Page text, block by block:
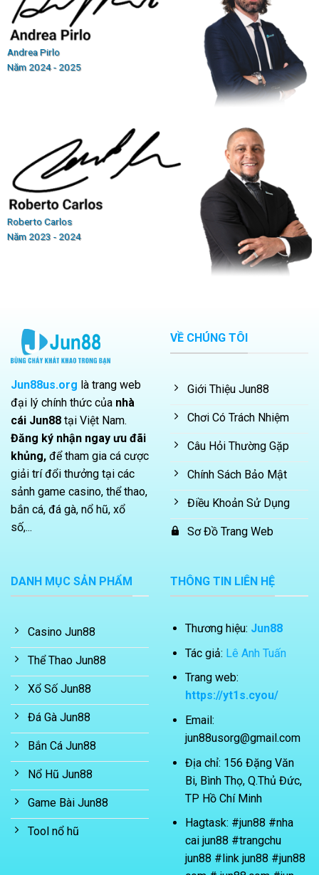
Andrea Pirlo
Năm 2024 - 2025
Roberto Carlos
Năm 2023 - 2024
Jun88us.org là trang web
đại lý chính thức của nhà
cái Jun88 tại Việt Nam.
Đăng ký nhận ngay ưu đãi
khủng, để tham gia cá cược
giải trí đổi thưởng tại các
sảnh game casino, thể thao,
bắn cá, đá gà, nổ hũ, xổ
số,...
VỀ CHÚNG TÔI
Giới Thiệu Jun88
Chơi Có Trách Nhiệm
Câu Hỏi Thường Gặp
Chính Sách Bảo Mật
Điều Khoản Sử Dụng
Sơ Đồ Trang Web
DANH MỤC SẢN PHẨM
Casino Jun88
Thể Thao Jun88
Xổ Số Jun88
Đá Gà Jun88
Bắn Cá Jun88
Nổ Hũ Jun88
Game Bài Jun88
Tool nổ hũ
THÔNG TIN LIÊN HỆ
Thương hiệu: Jun88
Tác giả: Lê Anh Tuấn
Trang web:
https://yt1s.cyou/
Email:
jun88usorg@gmail.com
Địa chỉ: 156 Đặng Văn
Bi, Bình Thọ, Q.Thủ Đức,
TP Hồ Chí Minh
Hagtask: #jun88 #nha
cai jun88 #trangchu
jun88 #link jun88 #jun88